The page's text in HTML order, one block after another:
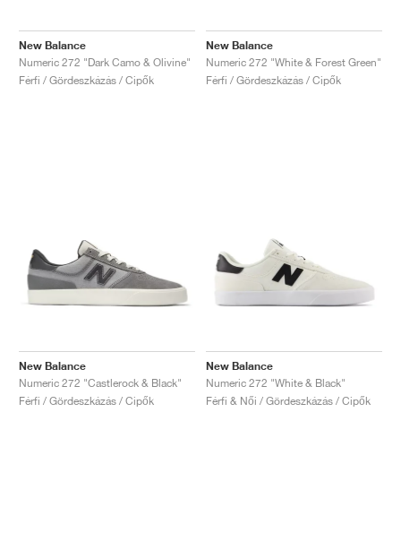
New Balance
Numeric 272 "Dark Camo & Olivine"
Férfi / Gördeszkázás / Cipők
New Balance
Numeric 272 "White & Forest Green"
Férfi / Gördeszkázás / Cipők
New Balance
Numeric 272 "Castlerock & Black"
Férfi / Gördeszkázás / Cipők
New Balance
Numeric 272 "White & Black"
Férfi & Női / Gördeszkázás / Cipők